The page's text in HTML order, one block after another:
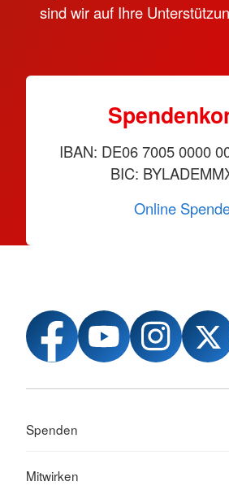
sind wir auf Ihre
IBAN: DE06 7005 0000
BIC:
Online
Spenden
Mitwirken